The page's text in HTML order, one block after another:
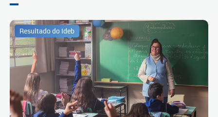
Resultado do Ideb